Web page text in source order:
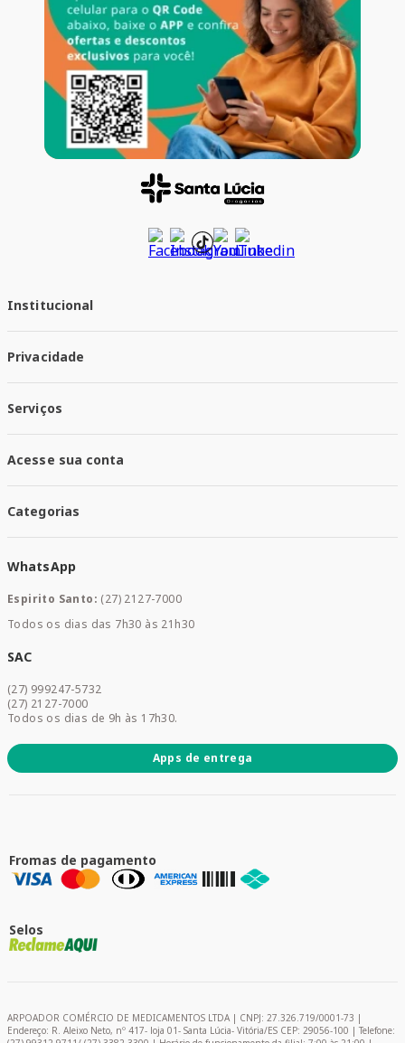
Institucional
Trabalhe conosco
Responsabilidade Social
Nossas Lojas
Privacidade
Política de Entrega
Trocas e Devoluções
Serviços
Santa Mais Exames
Santa Mais Serviços
Santa Mais Convenios
Acesse sua conta
Meus Pedidos
Categorias
Saúde e Bem-estar
Mamães e Bebê
Dermocosméticos
Promoções
WhatsApp
Espirito Santo: (27) 2127-7000
Todos os dias das 7h30 às 21h30
SAC
(27) 999247-5732
(27) 2127-7000
Todos os dias de 9h às 17h30.
Apps de entrega
Fromas de pagamento
Selos
ARPOADOR COMÉRCIO DE MEDICAMENTOS LTDA | CNPJ: 27.326.719/0001-73 |
Endereço: R. Aleixo Neto, nº 417- loja 01- Santa Lúcia- Vitória/ES CEP: 29056-100 | Telefone: